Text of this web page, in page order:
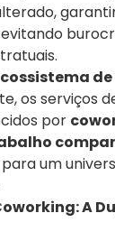
os serviços
por
um
A